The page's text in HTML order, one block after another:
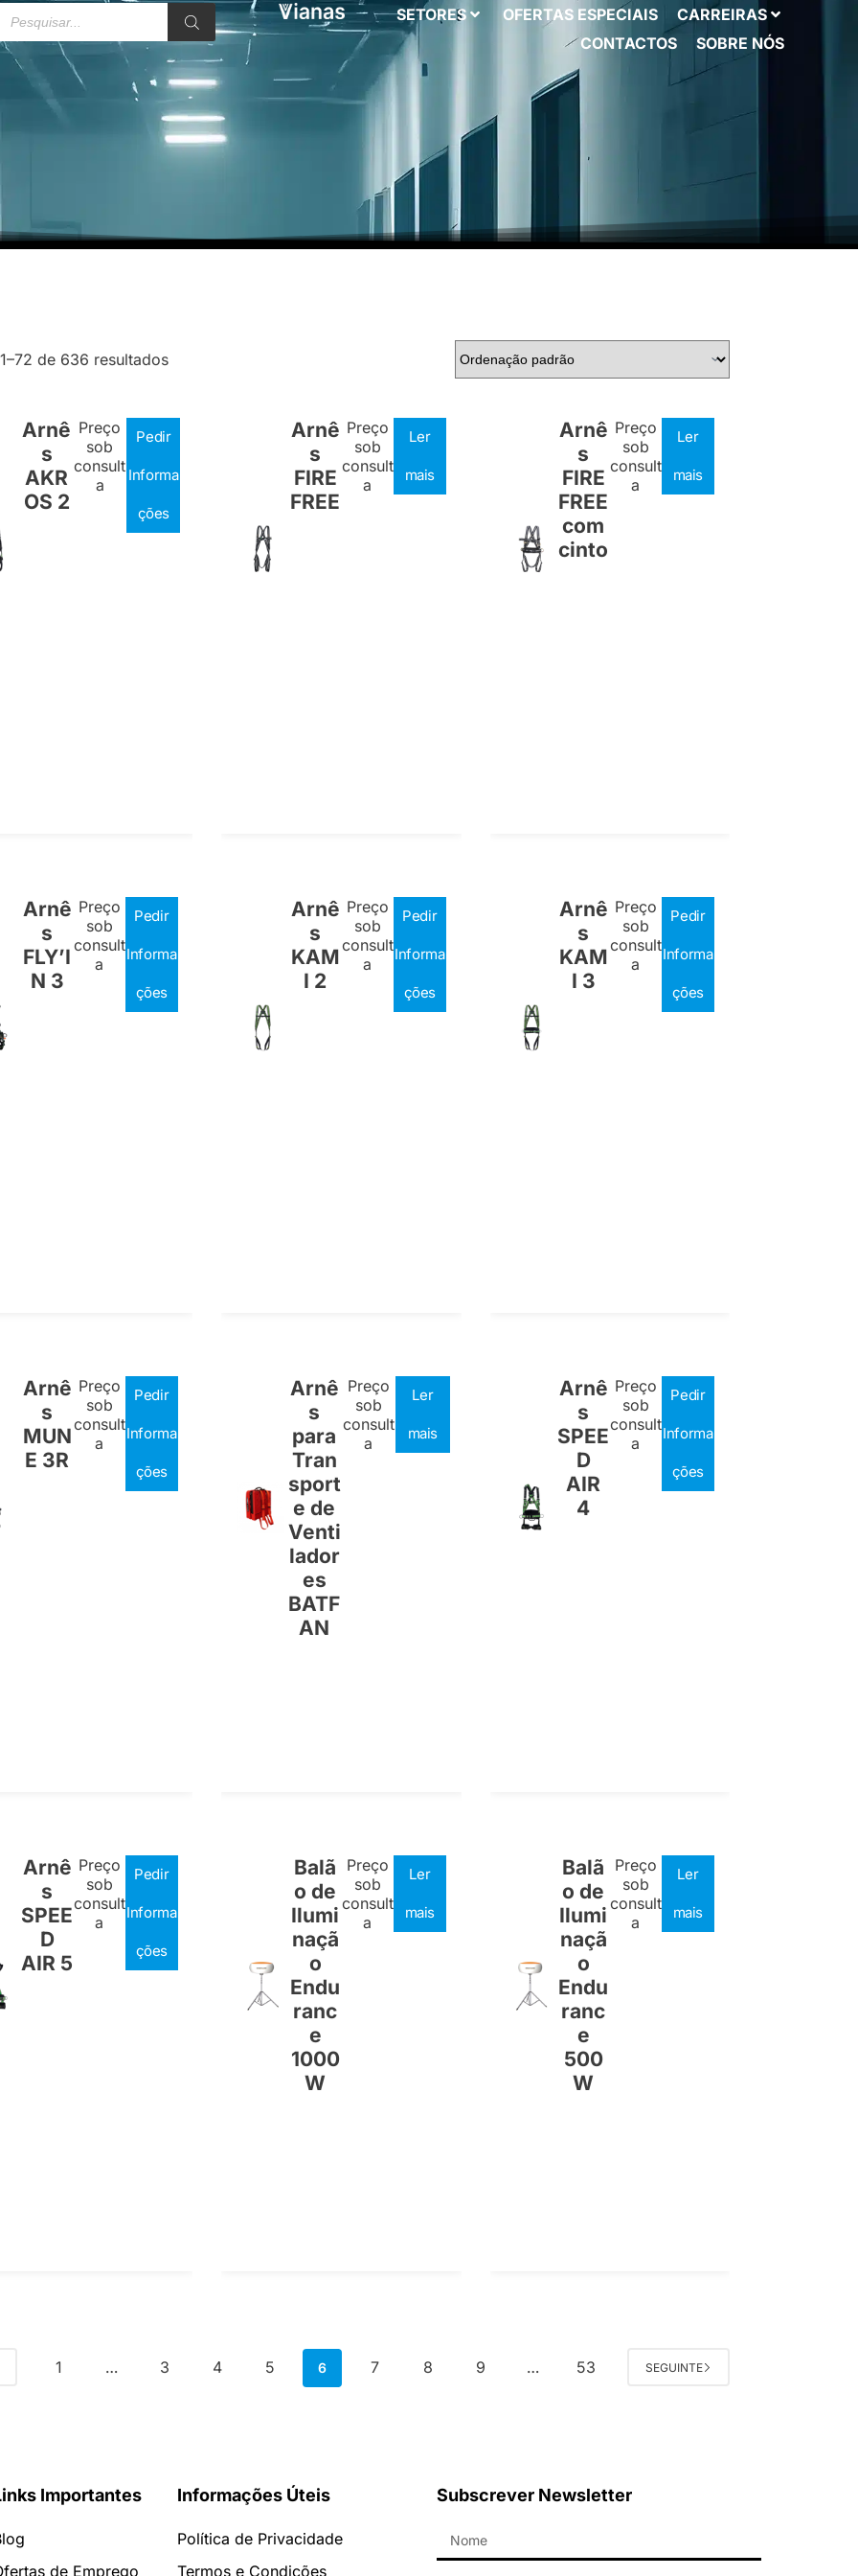
SETORES OFERTAS ESPECIAIS
CARREIRAS
CONTACTOS
SOBRE NÓS
de 636 resultados
Arnê
s
AKR
OS 2
Preço
sob
consult
a
Pedir
Informa
ções
Arnê
s
FIRE
FREE
Preço
sob
consult
a
Ler
mais
Arnê
s
FIRE
FREE
com
cinto
Preço
sob
consult
a
Ler
mais
Arnê
s
FLY’I
N 3
Preço
sob
consult
a
Pedir
Informa
ções
Arnê
s
KAM
I 2
Preço
sob
consult
a
Pedir
Informa
ções
Arnê
s
KAM
I 3
Preço
sob
consult
a
Pedir
Informa
ções
Arnê
s
MUN
E 3R
Preço
sob
consult
a
Pedir
Informa
ções
Arnê
s
para
Tran
sport
e de
Venti
lador
es
BATF
AN
Preço
sob
consult
a
Ler
mais
Arnê
s
SPEE
D
AIR
4
Preço
sob
consult
a
Pedir
Informa
ções
Arnê
s
SPEE
D
AIR 5
Preço
sob
consult
a
Pedir
Informa
ções
Balã
o de
Ilumi
naçã
o
Endu
ranc
e
1000
W
Preço
sob
consult
a
Ler
mais
Balã
o de
Ilumi
naçã
o
Endu
ranc
e
500
W
Preço
sob
consult
a
Ler
mais
1 … 3 4 5 6 7 8 9 … 53 SEGUINTE
Importantes
de Emprego
Informações Úteis
Política de Privacidade
Termos e Condições
Subscrever Newsletter